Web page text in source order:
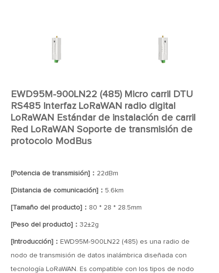
EWD95M-900LN22 (485) Micro carril DTU
RS485 Interfaz LoRaWAN radio digital
LoRaWAN Estándar de instalación de carril
Red LoRaWAN Soporte de transmisión de
protocolo ModBus
[Potencia de transmisión]： 22dBm
[Distancia de comunicación]：5.6km
[Tamaño del producto]： 80 * 28 * 28.5mm
[Peso del producto]：32±2g
[Introducción]： EWD95M-900LN22 (485) es una radio de
nodo de transmisión de datos inalámbrica diseñada con
tecnología LoRaWAN. Es compatible con los tipos de nodo